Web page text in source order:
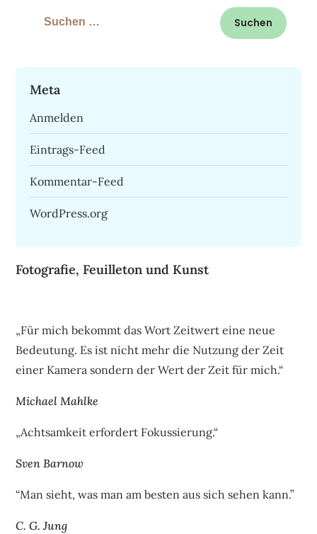
Suchen
Meta
Anmelden
Eintrags-Feed
Kommentar-Feed
WordPress.org
Fotografie, Feuilleton und Kunst
„Für mich bekommt das Wort Zeitwert eine neue
Bedeutung. Es ist nicht mehr die Nutzung der Zeit
einer Kamera sondern der Wert der Zeit für mich.“
Michael Mahlke
„Achtsamkeit erfordert Fokussierung.“
Sven Barnow
“Man sieht, was man am besten aus sich sehen kann.”
C. G. Jung